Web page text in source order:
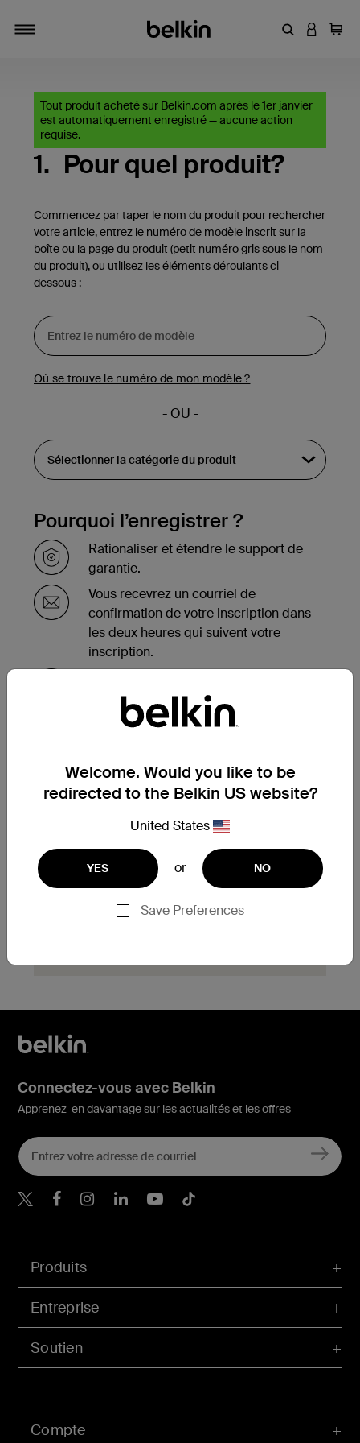
Entrez un
Tout produit acheté sur Belkin.com après le 1er janvier
est automatiquement enregistré — aucune action
requise.
1. Pour quel produit?
Commencez par taper le nom du produit pour rechercher
votre article, entrez le numéro de modèle inscrit sur la
boîte ou la page du produit (petit numéro gris sous le nom
du produit), ou utilisez les éléments déroulants ci-
dessous :
Où se trouve le numéro de mon modèle ?
- OU -
Pourquoi l’enregistrer ?
Rationaliser et étendre le support de
garantie.
Vous recevrez un courriel de
confirmation de votre inscription dans
les deux heures qui suivent votre
inscription.
enregistrés au bas de la page de votre
compte.
Vous devez remplacer un
produit sous garantie ?
Complétez le formulaire de demande
d’assistance vous contactera rapidement
pour vous indiquer la marche à suivre.
Welcome. Would you like to be
redirected to the Belkin US website?
United States
YES or NO
Save Preferences
Compte
Produits
Entreprise
Soutien
Connectez-vous avec Belkin
Apprenez-en davantage sur les actualités et les offres
Belkin Twitter
Belkin Facebook
Belkin Instagram
Belkin LinkedIn
Belkin Youtube
Belkin TikTok